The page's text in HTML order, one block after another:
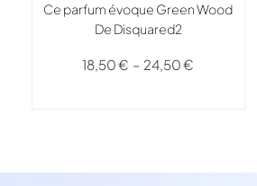
Ce parfum évoque Green Wood
De Disquared2
18,50€ – 24,50€